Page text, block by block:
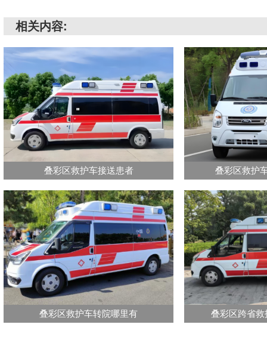
相关内容:
叠彩区救护车接送患者 叠彩区救护
叠彩区救护车转院哪里有 叠彩区跨省